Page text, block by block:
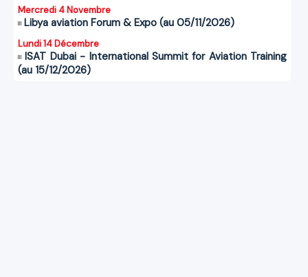
Mercredi 4 Novembre
Libya aviation Forum & Expo (au 05/11/2026)
Lundi 14 Décembre
ISAT Dubai - International Summit for Aviation Training
(au 15/12/2026)